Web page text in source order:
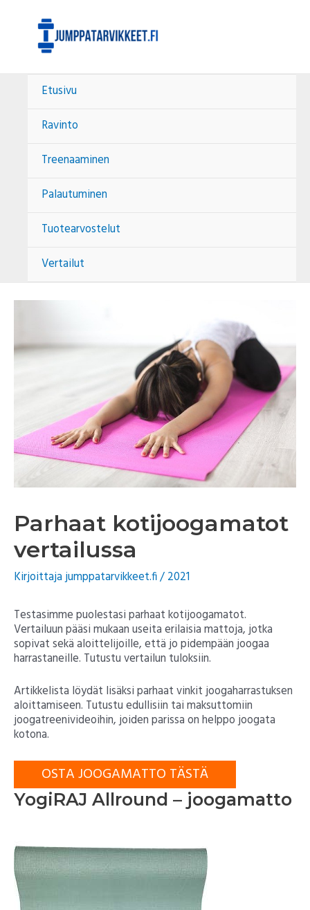
sisältöön
Etusivu
Ravinto
Treenaaminen
Palautuminen
Tuotearvostelut
Vertailut
Parhaat kotijoogamatot
vertailussa
Kirjoittajajumppatarvikkeet.fi/2021
Testasimme puolestasi parhaat kotijoogamatot.
Vertailuun pääsi mukaan useita erilaisia mattoja, jotka
sopivat sekä aloittelijoille, että jo pidempään joogaa
harrastaneille. Tutustu vertailun tuloksiin.
Artikkelista löydät lisäksi parhaat vinkit joogaharrastuksen
aloittamiseen. Tutustu edullisiin tai maksuttomiin
joogatreenivideoihin, joiden parissa on helppo joogata
kotona.
OSTA JOOGAMATTO TÄSTÄ
YogiRAJ Allround – joogamatto
navigation